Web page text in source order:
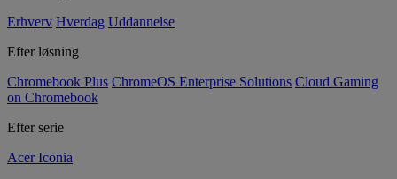
Erhverv Hverdag Uddannelse
Efter løsning
Chromebook Plus ChromeOS Enterprise Solutions Cloud Gaming
on Chromebook
Efter serie
Acer Iconia